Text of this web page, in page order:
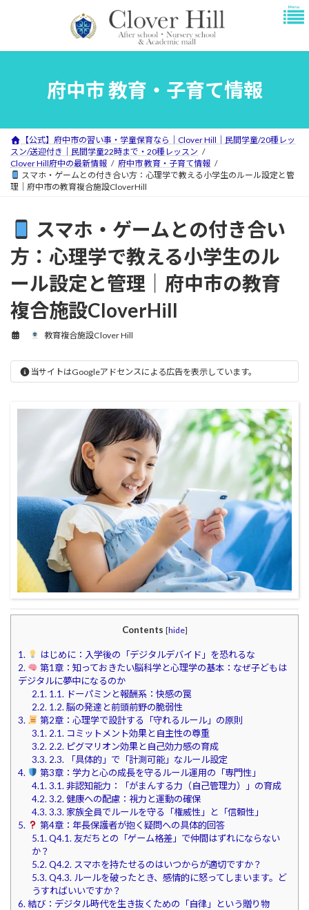
プ
動
府中市 教育・子育て情報
【公式】府中市の習い事・学童保育なら｜Clover Hill｜民間学童/20種レッ
スン/送迎付き｜民間学童22時まで・20種レッスン
Clover Hill府中の最新情報
府中市 教育・子育て情報
スマホ・ゲームとの付き合い方：心理学で教える小学生のルール設定と管
理｜府中市の教育複合施設CloverHill
スマホ・ゲームとの付き合い
方：心理学で教える小学生のル
ール設定と管理｜府中市の教育
複合施設CloverHill
教育複合施設Clover Hill
当サイトはGoogleアドセンスによる広告を表示しています。
Contents [hide]
1.
はじめに：入学後の「デジタルデバイド」を恐れるな
2.
第1章：知っておきたい脳科学と心理学の基本：なぜ子どもは
デジタルに夢中になるのか
2.1. 1.1. ドーパミンと報酬系：快感の罠
2.2. 1.2. 脳の発達と前頭前野の脆弱性
3.
第2章：心理学で設計する「守れるルール」の原則
3.1. 2.1. コミットメント効果と自主性の尊重
3.2. 2.2. ピグマリオン効果と自己効力感の育成
3.3. 2.3. 「具体的」で「計測可能」なルール設定
4.
第3章：学力と心の成長を守るルール運用の「専門性」
4.1. 3.1. 非認知能力：「がまんする力（自己管理力）」の育成
4.2. 3.2. 健康への配慮：視力と運動の確保
4.3. 3.3. 家族全員でルールを守る「権威性」と「信頼性」
5.
第4章：年長保護者が抱く疑問への具体的回答
5.1. Q4.1. 友だちとの「ゲーム格差」で仲間はずれにならない
か？
5.2. Q4.2. スマホを持たせるのはいつからが適切ですか？
5.3. Q4.3. ルールを破ったとき、感情的に怒ってしまいます。ど
うすればいいですか？
6. 結び：デジタル時代を生き抜くための「自律」という贈り物